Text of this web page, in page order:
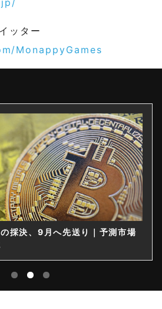
ッター
MonappyGames
採決、9月へ先送り｜予測市場